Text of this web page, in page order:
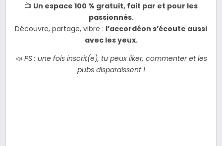
📺 Un espace 100 % gratuit, fait par et pour les
passionnés.
Découvre, partage, vibre : l’accordéon s’écoute aussi
avec les yeux.
📣 PS : une fois inscrit(e), tu peux liker, commenter et les
pubs disparaissent !